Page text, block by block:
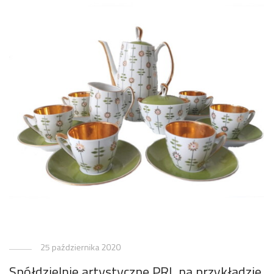
25 października 2020